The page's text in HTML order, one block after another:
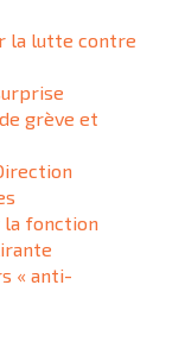
la lutte contre
grève et
la fonction
« anti-